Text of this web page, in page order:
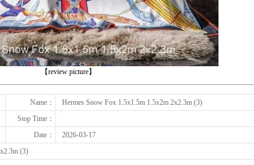
【review picture】
下一张
Name：
Hermes Snow Fox 1.5x1.5m 1.5x2m 2x2.3m (3)
Stop Time：
Date：
2026-03-17
(3)